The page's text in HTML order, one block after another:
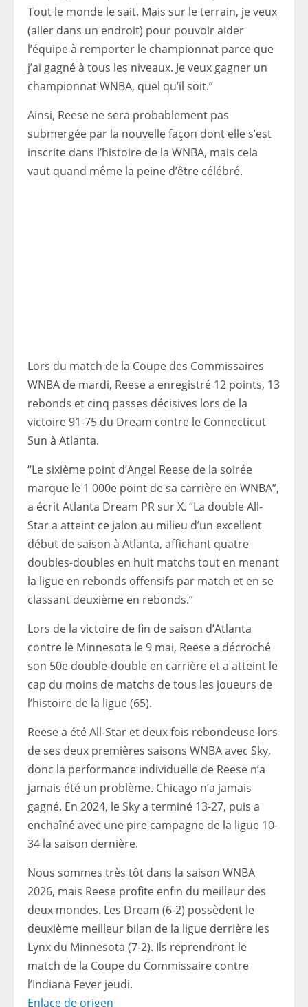
Tout le monde le sait. Mais sur le terrain, je veux
(aller dans un endroit) pour pouvoir aider
l’équipe à remporter le championnat parce que
j’ai gagné à tous les niveaux. Je veux gagner un
championnat WNBA, quel qu’il soit.”
Ainsi, Reese ne sera probablement pas
submergée par la nouvelle façon dont elle s’est
inscrite dans l’histoire de la WNBA, mais cela
vaut quand même la peine d’être célébré.
Lors du match de la Coupe des Commissaires
WNBA de mardi, Reese a enregistré 12 points, 13
rebonds et cinq passes décisives lors de la
victoire 91-75 du Dream contre le Connecticut
Sun à Atlanta.
“Le sixième point d’Angel Reese de la soirée
marque le 1 000e point de sa carrière en WNBA”,
a écrit Atlanta Dream PR sur X. “La double All-
Star a atteint ce jalon au milieu d’un excellent
début de saison à Atlanta, affichant quatre
doubles-doubles en huit matchs tout en menant
la ligue en rebonds offensifs par match et en se
classant deuxième en rebonds.”
Lors de la victoire de fin de saison d’Atlanta
contre le Minnesota le 9 mai, Reese a décroché
son 50e double-double en carrière et a atteint le
cap du moins de matchs de tous les joueurs de
l’histoire de la ligue (65).
Reese a été All-Star et deux fois rebondeuse lors
de ses deux premières saisons WNBA avec Sky,
donc la performance individuelle de Reese n’a
jamais été un problème. Chicago n’a jamais
gagné. En 2024, le Sky a terminé 13-27, puis a
enchaîné avec une pire campagne de la ligue 10-
34 la saison dernière.
Nous sommes très tôt dans la saison WNBA
2026, mais Reese profite enfin du meilleur des
deux mondes. Les Dream (6-2) possèdent le
deuxième meilleur bilan de la ligue derrière les
Lynx du Minnesota (7-2). Ils reprendront le
match de la Coupe du Commissaire contre
l’Indiana Fever jeudi.
Enlace de origen